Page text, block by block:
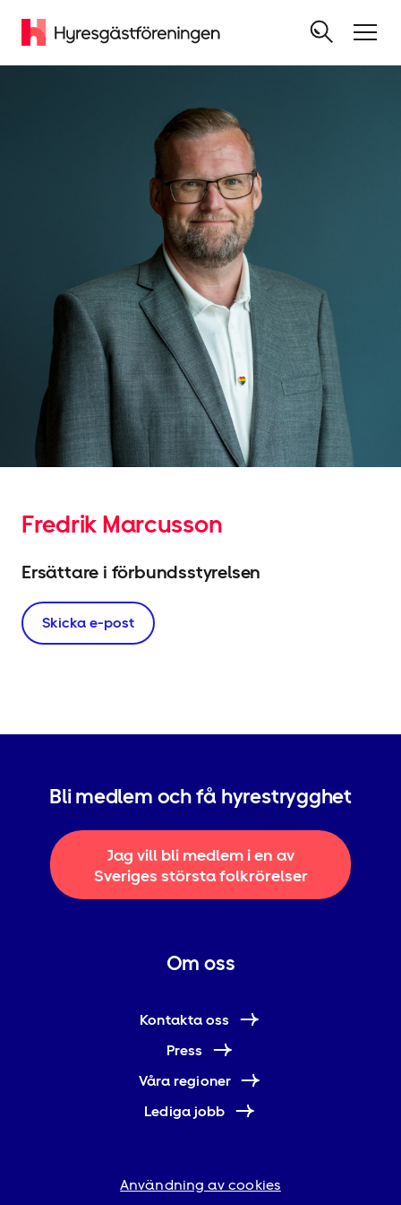
Fredrik Marcusson
Ersättare i förbundsstyrelsen
Skicka e-post
Bli medlem och få hyrestrygghet
Jag vill bli medlem i en av
Sveriges största folkrörelser
Om oss
Kontakta oss
Press
Våra regioner
Lediga jobb
Användning av cookies